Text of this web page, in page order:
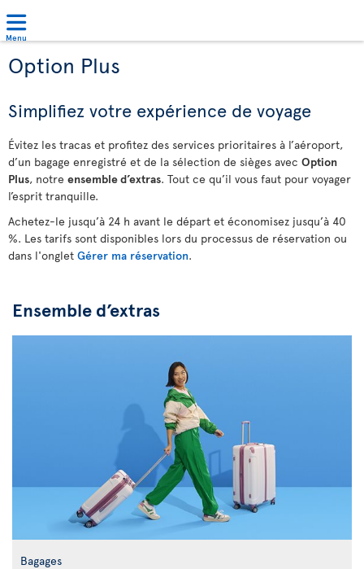
Menu
Option Plus
Simplifiez votre expérience de voyage
Évitez les tracas et profitez des services prioritaires à l’aéroport,
d’un bagage enregistré et de la sélection de sièges avec Option
Plus, notre ensemble d’extras. Tout ce qu’il vous faut pour voyager
l’esprit tranquille.
Achetez-le jusqu’à 24 h avant le départ et économisez jusqu’à 40
%. Les tarifs sont disponibles lors du processus de réservation ou
dans l'onglet Gérer ma réservation.
Ensemble d’extras
Bagages